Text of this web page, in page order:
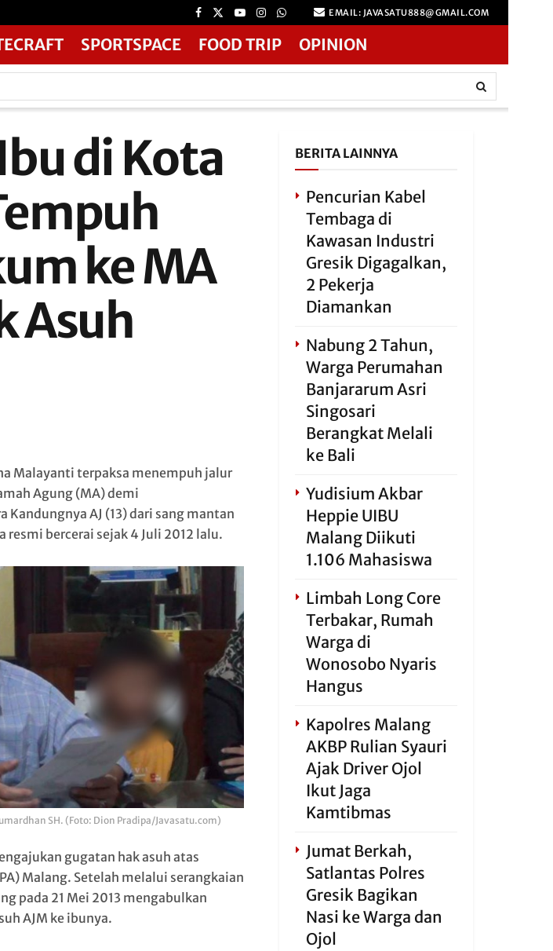
EMAIL: JAVASATU888@GMAIL.COM
SPORTSPACE FOOD TRIP OPINION
di Kota
ke MA
Asuh
Malayanti terpaksa menempuh jalur
Agung (MA) demi
Kandungnya AJ (13) dari sang mantan
resmi bercerai sejak 4 Juli 2012 lalu.
SH. (Foto: Dion Pradipa/Javasatu.com)
gugatan hak asuh atas
Malang. Setelah melalui serangkaian
pada 21 Mei 2013 mengabulkan
AJM ke ibunya.
BERITA LAINNYA
Pencurian Kabel
Tembaga di
Kawasan Industri
Gresik Digagalkan,
2 Pekerja
Diamankan
Nabung 2 Tahun,
Warga Perumahan
Banjararum Asri
Singosari
Berangkat Melali
ke Bali
Yudisium Akbar
Heppie UIBU
Malang Diikuti
1.106 Mahasiswa
Limbah Long Core
Terbakar, Rumah
Warga di
Wonosobo Nyaris
Hangus
Kapolres Malang
AKBP Rulian Syauri
Ajak Driver Ojol
Ikut Jaga
Kamtibmas
Jumat Berkah,
Satlantas Polres
Gresik Bagikan
Nasi ke Warga dan
Ojol